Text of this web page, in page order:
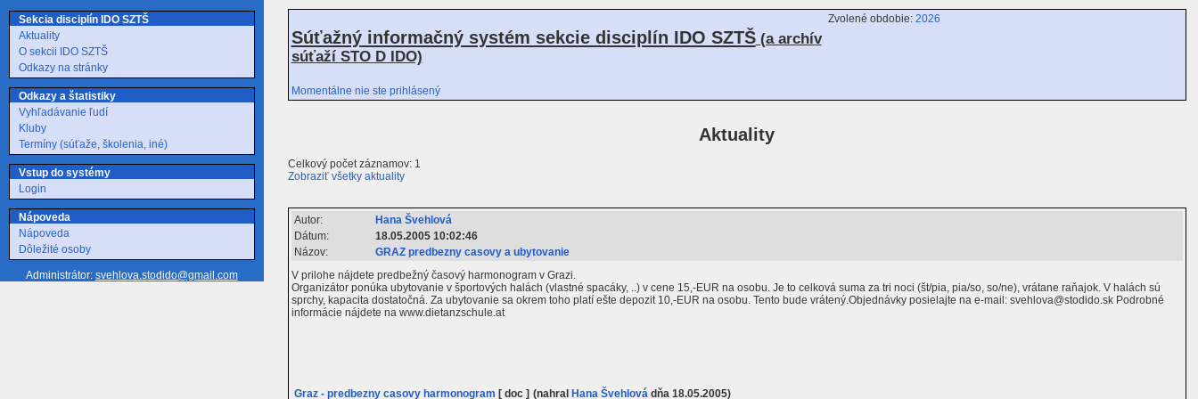
Sekcia disciplín IDO SZTŠ
Aktuality
O sekcii IDO SZTŠ
Odkazy na stránky
Odkazy a štatistiky
Vyhľadávanie ľudí
Kluby
Termíny (súťaže, školenia, iné)
Vstup do systémy
Login
Nápoveda
Nápoveda
Dôležité osoby
Administrátor: svehlova.stodido@gmail.com
Súťažný informačný systém sekcie disciplín IDO SZTŠ(a archív
súťaží STO D IDO)
Zvolené obdobie: 2026
Momentálne nie ste prihlásený
Aktuality
Celkový počet záznamov: 1
Zobraziť všetky aktuality
Autor:
Hana Švehlová
Dátum:
18.05.2005 10:02:46
Názov:
GRAZ predbezny casovy a ubytovanie
V prilohe nájdete predbežný časový harmonogram v Grazi.
Organizátor ponúka ubytovanie v športových halách (vlastné spacáky, ..) v cene 15,-EUR na osobu. Je to celková suma za tri noci (št/pia, pia/so, so/ne), vrátane raňajok. V halách sú
sprchy, kapacita dostatočná. Za ubytovanie sa okrem toho platí ešte depozit 10,-EUR na osobu. Tento bude vrátený.Objednávky posielajte na e-mail: svehlova@stodido.sk Podrobné
informácie nájdete na www.dietanzschule.at
Graz - predbezny casovy harmonogram [ doc ] (nahral Hana Švehlová dňa 18.05.2005)